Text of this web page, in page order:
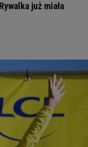
już miała